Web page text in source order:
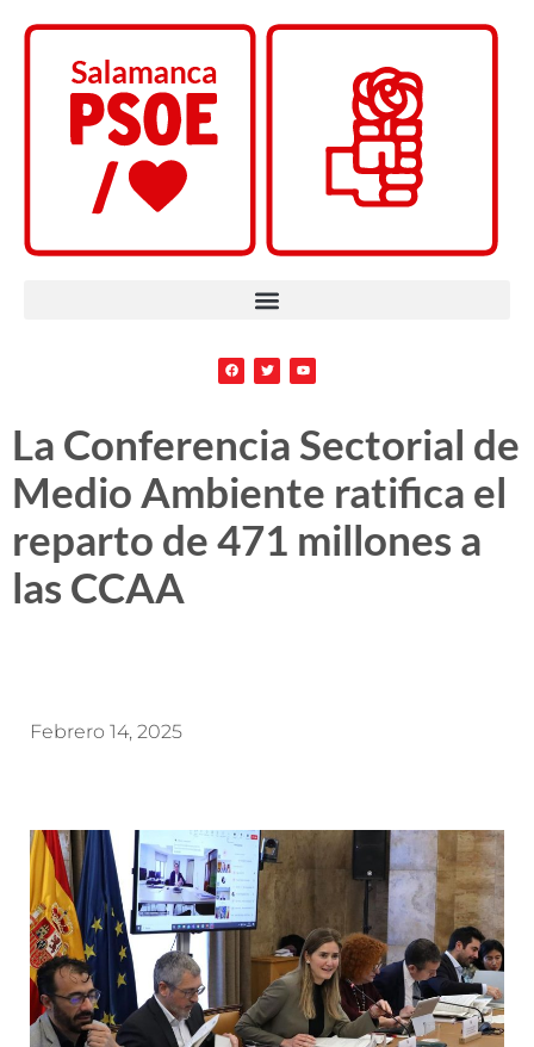
La Conferencia Sectorial de
Medio Ambiente ratifica el
reparto de 471 millones a
las CCAA
Febrero 14, 2025